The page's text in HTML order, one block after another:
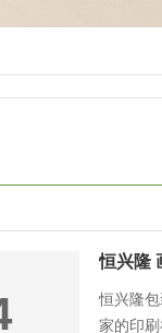
恒兴隆
恒兴隆
家的印